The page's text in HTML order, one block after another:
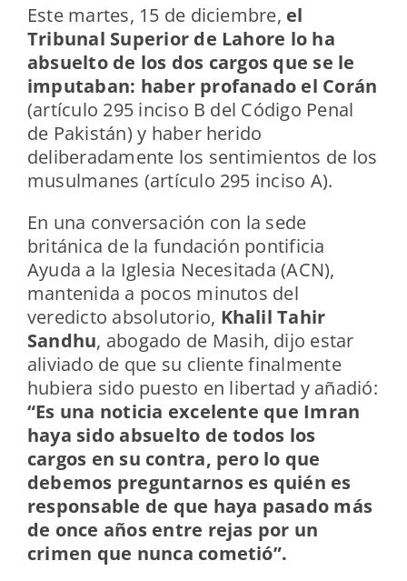
Este martes, 15 de diciembre, el
Tribunal Superior de Lahore lo ha
absuelto de los dos cargos que se le
imputaban: haber profanado el Corán
(artículo 295 inciso B del Código Penal
de Pakistán) y haber herido
deliberadamente los sentimientos de los
musulmanes (artículo 295 inciso A).
En una conversación con la sede
británica de la fundación pontificia
Ayuda a la Iglesia Necesitada (ACN),
mantenida a pocos minutos del
veredicto absolutorio, Khalil Tahir
Sandhu, abogado de Masih, dijo estar
aliviado de que su cliente finalmente
hubiera sido puesto en libertad y añadió:
“Es una noticia excelente que Imran
haya sido absuelto de todos los
cargos en su contra, pero lo que
debemos preguntarnos es quién es
responsable de que haya pasado más
de once años entre rejas por un
crimen que nunca cometió”.